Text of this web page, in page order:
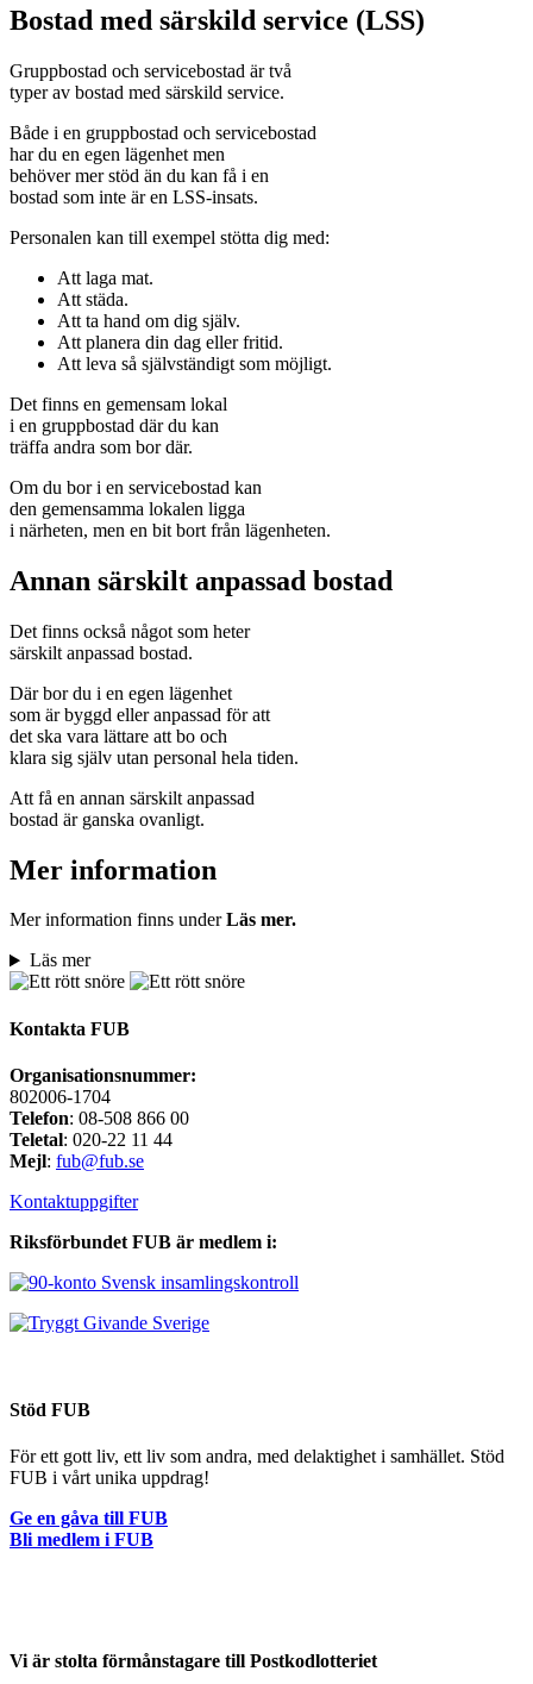
Bostad med särskild service (LSS)
Gruppbostad och servicebostad är två
typer av bostad med särskild service.
Både i en gruppbostad och servicebostad
har du en egen lägenhet men
behöver mer stöd än du kan få i en
bostad som inte är en LSS-insats.
Personalen kan till exempel stötta dig med:
Att laga mat.
Att städa.
Att ta hand om dig själv.
Att planera din dag eller fritid.
Att leva så självständigt som möjligt.
Det finns en gemensam lokal
i en gruppbostad där du kan
träffa andra som bor där.
Om du bor i en servicebostad kan
den gemensamma lokalen ligga
i närheten, men en bit bort från lägenheten.
Annan särskilt anpassad bostad
Det finns också något som heter
särskilt anpassad bostad.
Där bor du i en egen lägenhet
som är byggd eller anpassad för att
det ska vara lättare att bo och
klara sig själv utan personal hela tiden.
Att få en annan särskilt anpassad
bostad är ganska ovanligt.
Mer information
Mer information finns underLäs mer.
Läs mer
Kontakta FUB
Organisationsnummer:
802006-1704
Telefon: 08-508 866 00
Teletal: 020-22 11 44
Mejl: fub@fub.se
Kontaktuppgifter
Riksförbundet FUB är medlem i:
Stöd FUB
För ett gott liv, ett liv som andra, med delaktighet i samhället. Stöd
FUB i vårt unika uppdrag!
Ge en gåva till FUB
Bli medlem i FUB
Vi är stolta förmånstagare till Postkodlotteriet